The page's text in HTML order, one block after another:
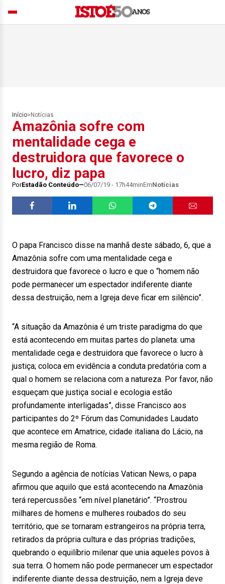
Início> Notícias
Amazônia sofre com
mentalidade cega e
destruidora que favorece o
lucro, diz papa
PorEstadão Conteúdo 06/07/19 - 17h44minEmNotícias
O papa Francisco disse na manhã deste sábado, 6, que a
Amazônia sofre com uma mentalidade cega e
destruidora que favorece o lucro e que o “homem não
pode permanecer um espectador indiferente diante
dessa destruição, nem a Igreja deve ficar em silêncio”.
“A situação da Amazônia é um triste paradigma do que
está acontecendo em muitas partes do planeta: uma
mentalidade cega e destruidora que favorece o lucro à
justiça; coloca em evidência a conduta predatória com a
qual o homem se relaciona com a natureza. Por favor, não
esqueçam que justiça social e ecologia estão
profundamente interligadas”, disse Francisco aos
participantes do 2º Fórum das Comunidades Laudato
que acontece em Amatrice, cidade italiana do Lácio, na
mesma região de Roma.
Segundo a agência de notícias Vatican News, o papa
afirmou que aquilo que está acontecendo na Amazônia
terá repercussões “em nível planetário”. “Prostrou
milhares de homens e mulheres roubados do seu
território, que se tornaram estrangeiros na própria terra,
retirados da própria cultura e das próprias tradições,
quebrando o equilíbrio milenar que unia aqueles povos à
sua terra. O homem não pode permanecer um espectador
indiferente diante dessa destruição, nem a Igreja deve